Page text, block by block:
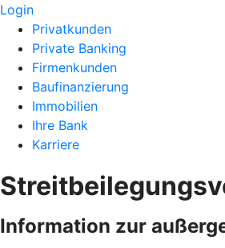
Login
Privatkunden
Private Banking
Firmenkunden
Baufinanzierung
Immobilien
Ihre Bank
Karriere
Information zur